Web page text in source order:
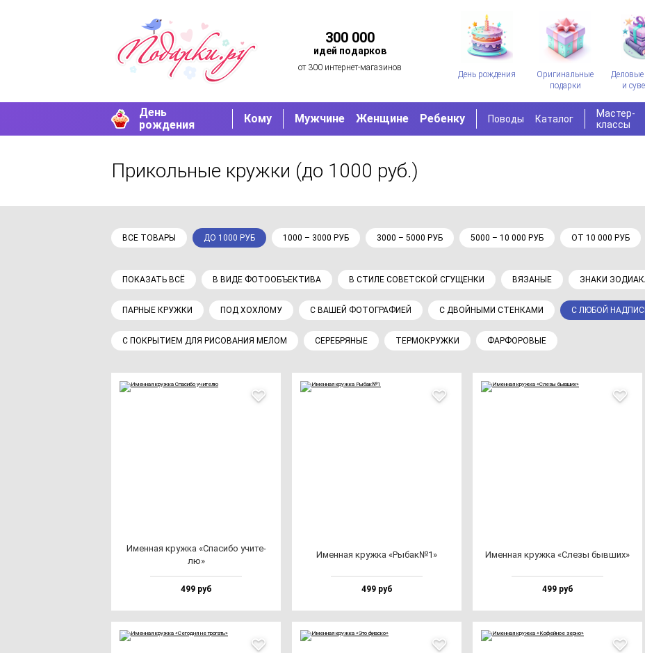
300 000
идей подарков
от 300 интернет-магазинов
День рождения
Оригинальные
подарки
Деловые
и
День
рождения
Кому Мужчине Женщине Ребенку Поводы Каталог
Мастер-
классы
Прикольные кружки (до 1000 руб.)
ВСЕ ТОВАРЫ ДО 1000 РУБ 1000 – 3000 РУБ 3000 – 5000 РУБ 5000 – 10 000 РУБ ОТ 10 000 РУБ
ПОКАЗАТЬ ВСЁ В ВИДЕ ФОТООБЪЕКТИВА В СТИЛЕ СОВЕТСКОЙ СГУЩЕНКИ ВЯЗАНЫЕ ЗНАКИ
ПАРНЫЕ КРУЖКИ ПОД ХОХЛОМУ С ВАШЕЙ ФОТОГРАФИЕЙ С ДВОЙНЫМИ СТЕНКАМИ С ЛЮБОЙ
С ПОКРЫТИЕМ ДЛЯ РИСОВАНИЯ МЕЛОМ СЕРЕБРЯНЫЕ ТЕРМОКРУЖКИ ФАРФОРОВЫЕ
Имен­ная круж­ка «Спа­си­бо учи­те­
лю»
499 руб
Имен­ная круж­ка «Рыбак№1»
499 руб
Имен­ная круж­ка «Сле­зы быв­ших»
499 руб